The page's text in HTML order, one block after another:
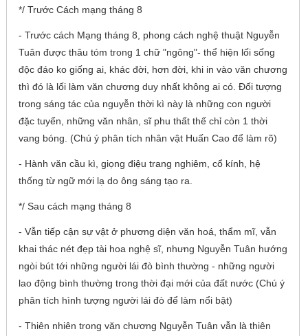
*/ Trước Cách mạng tháng 8
- Trước cách Mạng tháng 8, phong cách nghệ thuật Nguyễn
Tuân được thâu tóm trong 1 chữ "ngông"- thể hiện lối sống
độc đáo ko giống ai, khác đời, hơn đời, khi in vào văn chương
thì đó là lối làm văn chương duy nhất không ai có. Đối tượng
trong sáng tác của nguyễn thời kì này là những con người
đặc tuyển, những văn nhân, sĩ phu thất thế chỉ còn 1 thời
vang bóng. (Chú ý phân tích nhân vật Huấn Cao để làm rõ)
- Hành văn cầu kì, giọng điệu trang nghiêm, cổ kính, hệ
thống từ ngữ mới lạ do ông sáng tạo ra.
*/ Sau cách mạng tháng 8
- Vẫn tiếp cận sự vật ở phương diện văn hoá, thẩm mĩ, vẫn
khai thác nét đẹp tài hoa nghệ sĩ, nhưng Nguyễn Tuân hướng
ngòi bút tới những người lái đò bình thường - những người
lao động bình thường trong thời đại mới của đất nước (Chú ý
phân tích hình tượng người lái đò để làm nổi bật)
- Thiên nhiên trong văn chương Nguyễn Tuân vẫn là thiên